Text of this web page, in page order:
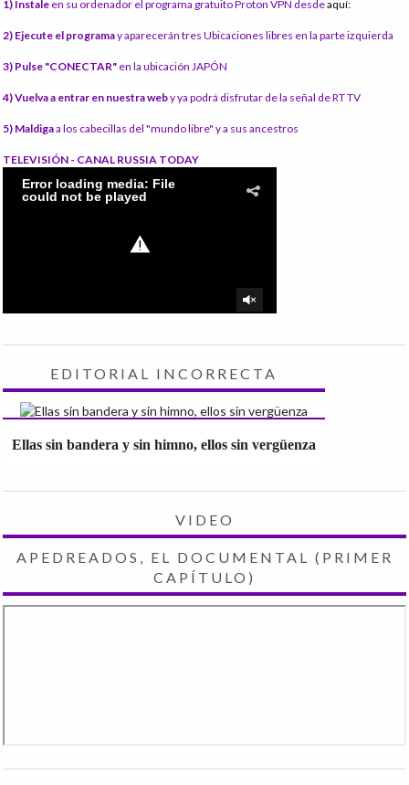
1) Instale en su ordenador el programa gratuito Proton VPN desdeaquí:
2) Ejecute el programay aparecerán tres Ubicaciones libres en la parte izquierda
3) Pulse "CONECTAR" en la ubicación JAPÓN
4) Vuelva a entrar en nuestra weby ya podrá disfrutar de la señal de RT TV
5) Maldigaa los cabecillas del "mundo libre" y a sus ancestros
TELEVISIÓN - CANAL RUSSIA TODAY
EDITORIAL INCORRECTA
Ellas sin bandera y sin himno, ellos sin vergüenza
VIDEO
APEDREADOS, EL DOCUMENTAL (PRIMER
CAPÍTULO)